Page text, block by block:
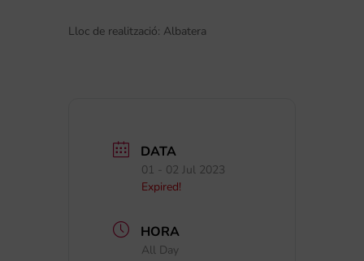
Lloc de realització: Albatera
DATA
01 - 02 Jul 2023
Expired!
HORA
All Day